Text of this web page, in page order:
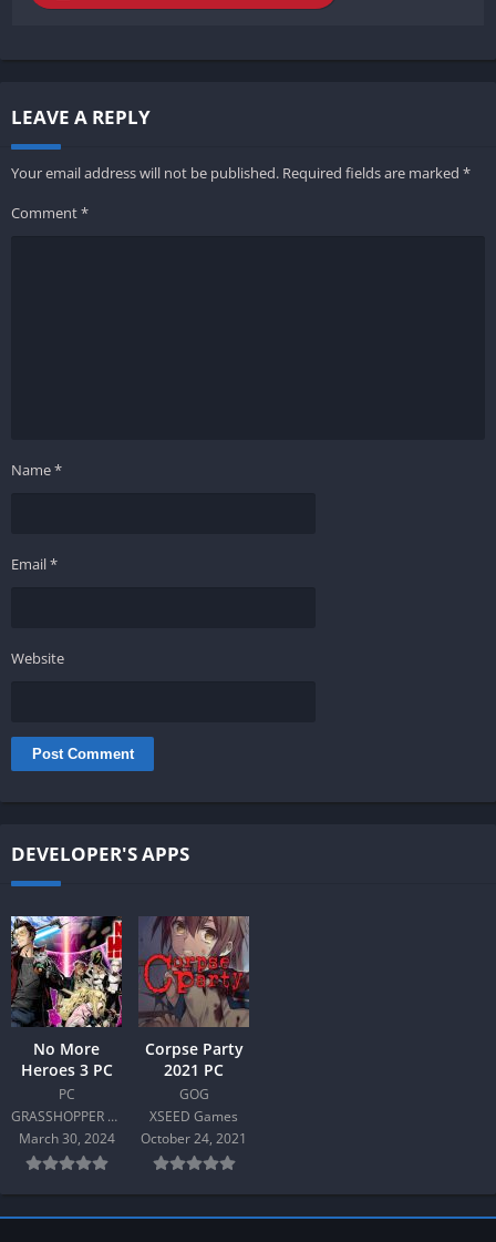
LEAVE A REPLY
Your email address will not be published. Required fields are marked *
Comment*
Name*
Email*
Website
DEVELOPER'S APPS
No More
Heroes 3 PC
PC
GRASSHOPPER MANUFACTURE INC.
March 30, 2024
Corpse Party
2021 PC
GOG
XSEED Games
October 24, 2021